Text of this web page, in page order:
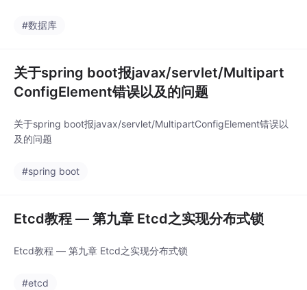
#数据库
关于spring boot报javax/servlet/Multipart
ConfigElement错误以及的问题
关于spring boot报javax/servlet/MultipartConfigElement错误以
及的问题
#spring boot
Etcd教程 — 第九章 Etcd之实现分布式锁
Etcd教程 — 第九章 Etcd之实现分布式锁
#etcd